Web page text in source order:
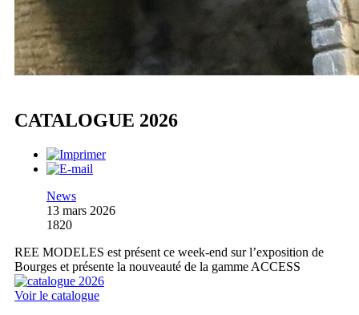
CATALOGUE 2026
News
13 mars 2026
1820
REE MODELES est présent ce week-end sur l’exposition de
Bourges et présente la nouveauté de la gamme ACCESS
Voir le catalogue